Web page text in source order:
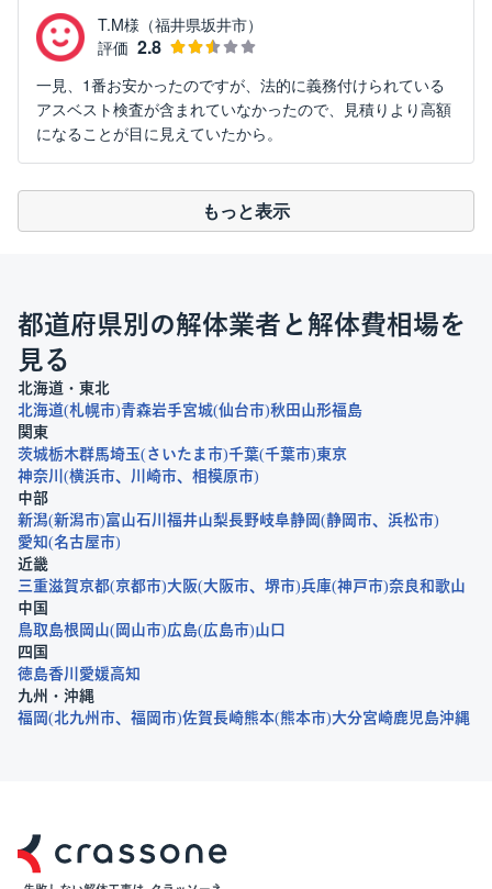
T.M様（福井県坂井市）
評価 2.8
一見、1番お安かったのですが、法的に義務付けられている
アスベスト検査が含まれていなかったので、見積りより高額
になることが目に見えていたから。
もっと表示
都道府県別の解体業者と解体費相場を
見る
北海道・東北
北海道 札幌市 青森岩手宮城 仙台市 秋田 山形福島
関東
茨城栃木群馬埼玉 さいたま市 千葉 千葉市 東京
神奈川
横浜市 川崎市
相模原市
中部
新潟 新潟市 富山石川 福井山梨長野岐阜静岡 静岡市
浜松市
愛知 名古屋市
近畿
三重滋賀京都 京都市 大阪 大阪市 堺市 兵庫 神戸市 奈良和歌山
中国
鳥取島根 岡山 岡山市 広島 広島市 山口
四国
徳島香川 愛媛高知
九州・沖縄
福岡
北九州市 福岡市 佐賀長崎熊本 熊本市 大分宮崎鹿児島沖縄